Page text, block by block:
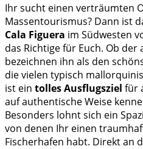
Ihr sucht einen verträumten
Massentourismus? Dann ist
Cala Figuera im Südwesten
das Richtige für Euch. Ob der
bezeichnen ihn als den
die vielen typisch
ist ein tolles Ausflugsziel für
auf authentische Weise
Besonders lohnt sich ein
von denen Ihr einen
Fischerhafen habt. Direkt an